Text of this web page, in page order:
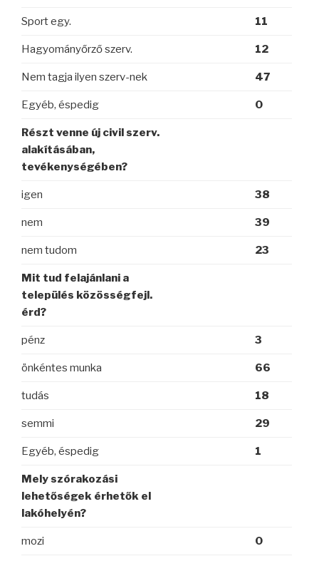
Sport egy. 11
Hagyományőrző szerv. 12
Nem tagja ilyen szerv-nek 47
Egyéb, éspedig 0
Részt venne új civil szerv.
alakításában,
tevékenységében?
igen 38
nem 39
nem tudom 23
Mit tud felajánlani a
település közösségfejl.
érd?
pénz 3
önkéntes munka 66
tudás 18
semmi 29
Egyéb, éspedig 1
Mely szórakozási
lehetőségek érhetők el
lakóhelyén?
mozi 0